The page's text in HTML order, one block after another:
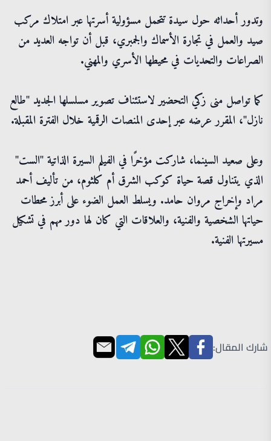
وتدور أحداثه حول سيدة تتحمل مسؤولية أسرتها عبر امتلاك مركب
صيد والعمل في تجارة الأسماك والجمبري، قبل أن تواجه العديد من
الصراعات والتحديات في محيطها الأسري والمهني.
كما تواصل منى زكي التحضير لاستئناف تصوير مسلسلها الجديد "طالع
نازل"، المقرر عرضه عبر إحدى المنصات الرقمية خلال الفترة المقبلة.
وعلى صعيد السينما، شاركت مؤخرًا في الفيلم السيرة الذاتية "الست"
الذي يتناول قصة حياة كوكب الشرق أم كلثوم، من تأليف أحمد
مراد وإخراج مروان حامد. ويسلط العمل الضوء على أبرز محطات
حياتها الشخصية والفنية، والعلاقات التي كان لها دور مهم في تشكيل
مسيرتها الفنية.
شارك المقال: